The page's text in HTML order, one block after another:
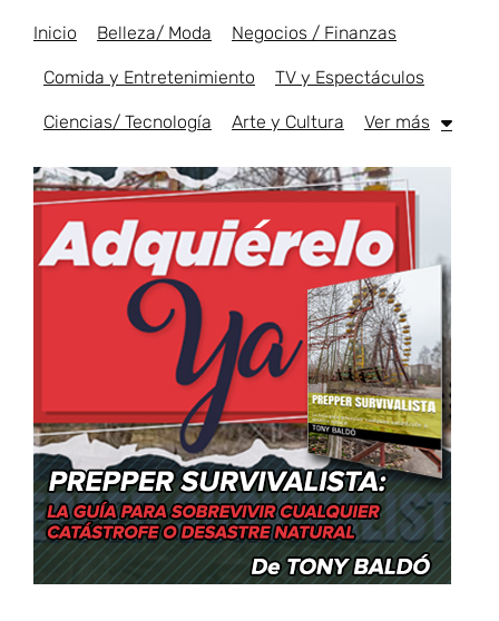
Inicio Belleza/ Moda Negocios / Finanzas
Comida y Entretenimiento TV y Espectáculos
Ciencias/ Tecnología Arte y Cultura Ver más